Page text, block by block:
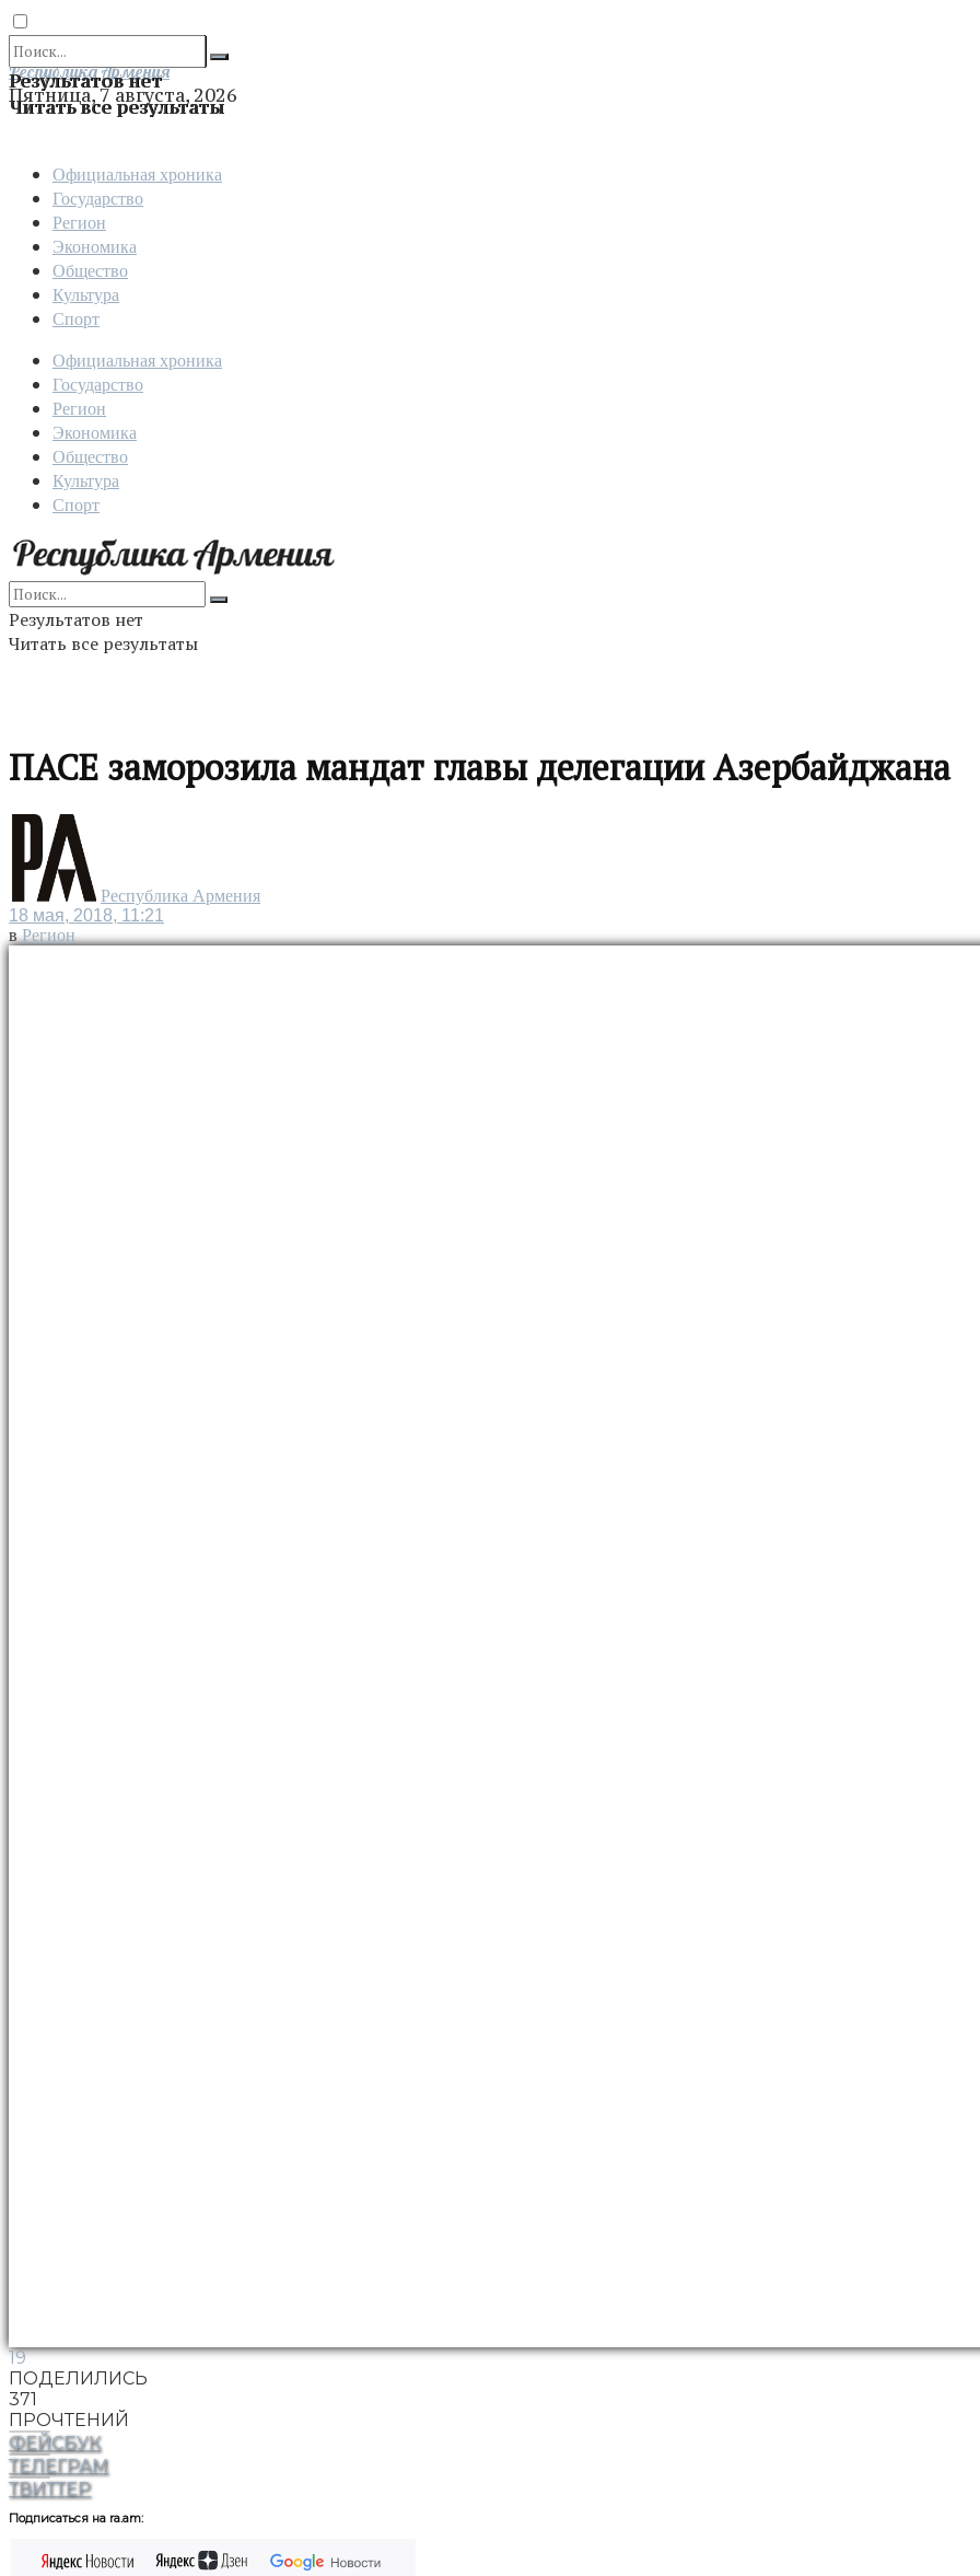
Результатов нет
Читать все результаты
Отправить
Республика Армения
Пятница, 7 августа, 2026
Официальная хроника
Государство
Регион
Экономика
Общество
Культура
Спорт
Официальная хроника
Государство
Регион
Экономика
Общество
Культура
Спорт
Результатов нет
Читать все результаты
ПАСЕ заморозила мандат главы делегации Азербайджана
Республика Армения
18 мая, 2018, 11:21
в Регион
19
ПОДЕЛИЛИСЬ
371
ПРОЧТЕНИЙ
ФЕЙСБУК
ТЕЛЕГРАМ
ТВИТТЕР
Подписаться на ra.am: